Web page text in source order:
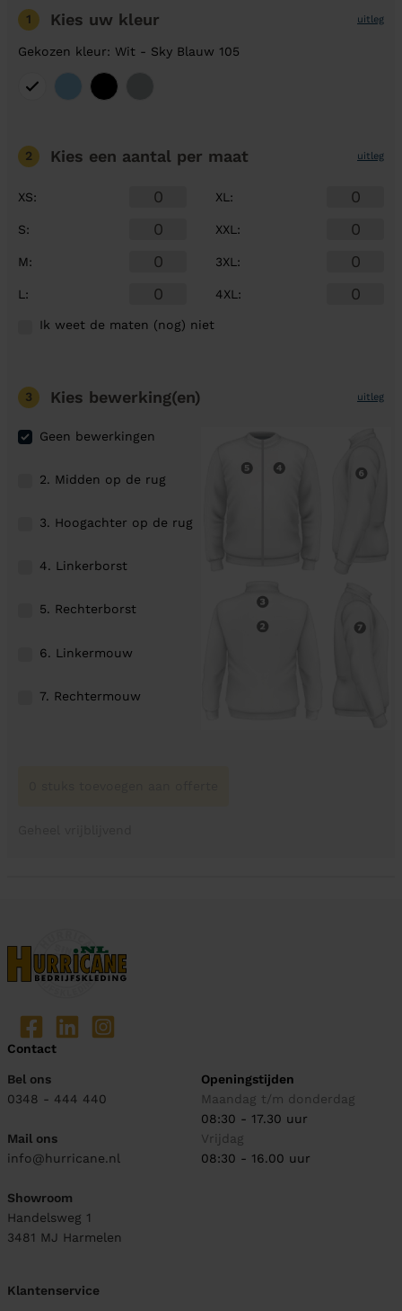
1 Kies uw kleur uitleg
Gekozen kleur: Wit - Sky Blauw 105
2 Kies een aantal per maat uitleg
XS:
S:
M:
L :
XL :
XXL :
3XL :
4XL :
Ik weet de maten (nog) niet
3 Kies bewerking(en) uitleg
Geen bewerkingen
2. Midden op de rug
3. Hoogachter op de rug
4. Linkerborst
5. Rechterborst
6. Linkermouw
7. Rechtermouw
Contact
Bel ons
0348 - 444 440
Mail ons
info@hurricane.nl
Showroom
Handelsweg 1
3481 MJ Harmelen
Openingstijden
Maandag t/m donderdag
08:30 - 17.30 uur
Vrijdag
08:30 - 16.00 uur
Klantenservice